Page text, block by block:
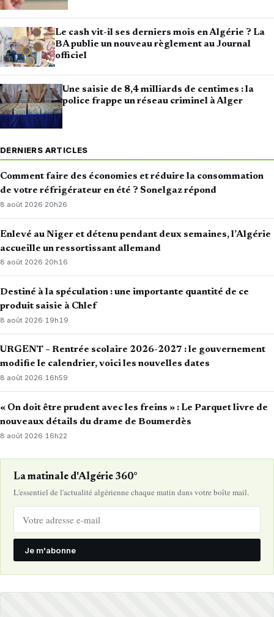
Le cash vit-il ses derniers mois en Algérie ? La
BA publie un nouveau règlement au Journal
officiel
Une saisie de 8,4 milliards de centimes : la
police frappe un réseau criminel à Alger
DERNIERS ARTICLES
Comment faire des économies et réduire la consommation
de votre réfrigérateur en été ? Sonelgaz répond
8 août 2026·20h26
Enlevé au Niger et détenu pendant deux semaines, l’Algérie
accueille un ressortissant allemand
8 août 2026·20h16
Destiné à la spéculation : une importante quantité de ce
produit saisie à Chlef
8 août 2026· 19h19
URGENT – Rentrée scolaire 2026-2027 : le gouvernement
modifie le calendrier, voici les nouvelles dates
8 août 2026·16h59
« On doit être prudent avec les freins » : Le Parquet livre de
nouveaux détails du drame de Boumerdès
8 août 2026· 16h22
La matinale d'Algérie 360°
L'essentiel de l'actualité algérienne chaque matin dans votre boîte mail.
Je m'abonne